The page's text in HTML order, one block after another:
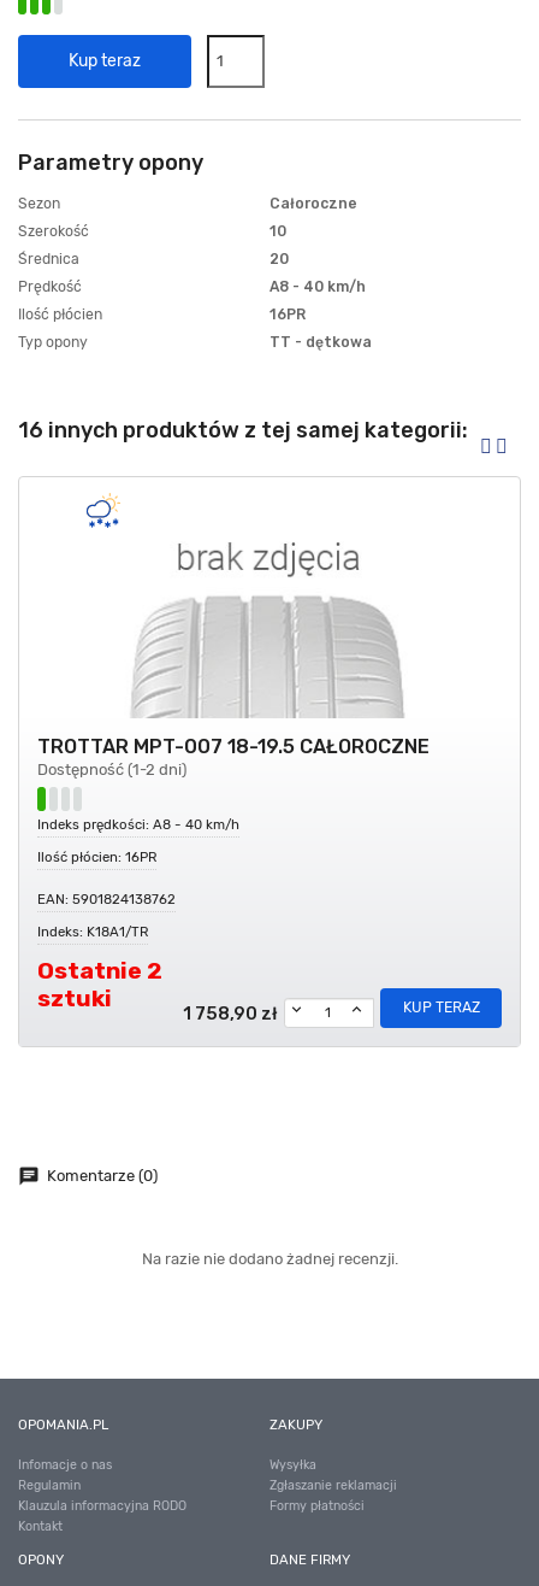
Kup teraz
Parametry opony
Sezon
Całoroczne
Szerokość
10
Średnica
20
Prędkość
A8 - 40 km/h
Ilość płócien
16PR
Typ opony
TT - dętkowa
16 innych produktów z tej samej kategorii:
TROTTAR MPT-007 18-19.5 CAŁOROCZNE
Dostępność (1-2 dni)
Indeks prędkości: A8 - 40 km/h
Ilość płócien: 16PR
EAN: 5901824138762
Indeks: K18A1/TR
Ostatnie 2
sztuki
1 758,90 zł KUP TERAZ
chat Komentarze (0)
Na razie nie dodano żadnej recenzji.
OPOMANIA.PL
Infomacje o nas
Regulamin
Klauzula informacyjna RODO
Kontakt
ZAKUPY
Wysyłka
Zgłaszanie reklamacji
Formy płatności
OPONY DANE FIRMY